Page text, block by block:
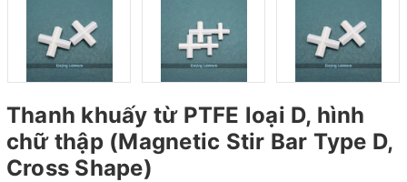
Thanh khuấy từ PTFE loại D, hình
chữ thập (Magnetic Stir Bar Type D,
Cross Shape)